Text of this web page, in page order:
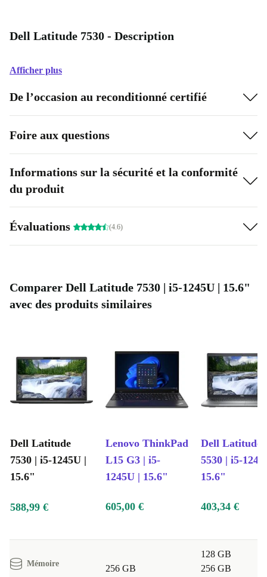
Dell Latitude 7530 - Description
Afficher plus
De l’occasion au reconditionné certifié
Foire aux questions
Informations sur la sécurité et la conformité
du produit
Évaluations (4.6)
Comparer Dell Latitude 7530 | i5-1245U | 15.6"
avec des produits similaires
Dell Latitude
7530 | i5-1245U |
15.6"
Lenovo ThinkPad
L15 G3 | i5-
1245U | 15.6"
Dell Latitude
5530 | i5-
15.6"
588,99 € 605,00 € 403,34 €
Mémoire
256 GB
128 GB
256 GB